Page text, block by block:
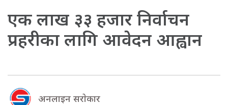
एक लाख ३३ हजार निर्वाचन
प्रहरीका लागि आवेदन आह्वान
अनलाइन सराेकार